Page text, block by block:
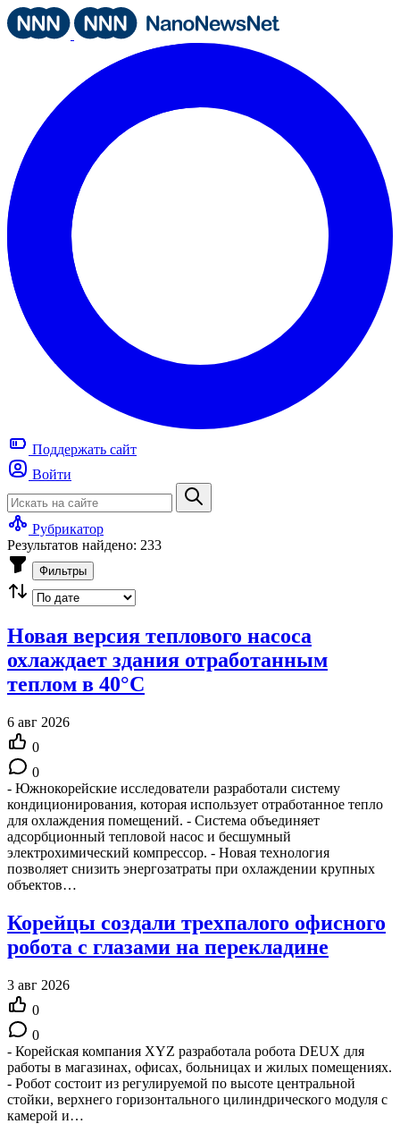
Поддержать сайт
Войти
Рубрикатор
Результатов найдено: 233
Фильтры
Новая версия теплового насоса
охлаждает здания отработанным
теплом в 40°C
6 авг 2026
0
0
- Южнокорейские исследователи разработали систему
кондиционирования, которая использует отработанное тепло
для охлаждения помещений. - Система объединяет
адсорбционный тепловой насос и бесшумный
электрохимический компрессор. - Новая технология
позволяет снизить энергозатраты при охлаждении крупных
объектов…
Корейцы создали трехпалого офисного
робота с глазами на перекладине
3 авг 2026
0
0
- Корейская компания XYZ разработала робота DEUX для
работы в магазинах, офисах, больницах и жилых помещениях.
- Робот состоит из регулируемой по высоте центральной
стойки, верхнего горизонтального цилиндрического модуля с
камерой и…